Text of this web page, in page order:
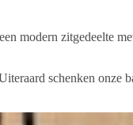
modern zitgedeelte
schenken onze